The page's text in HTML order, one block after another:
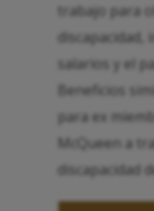
trabajo para
discapacidad,
salarios y el
Beneficios
para ex
McQueen a
discapacidad